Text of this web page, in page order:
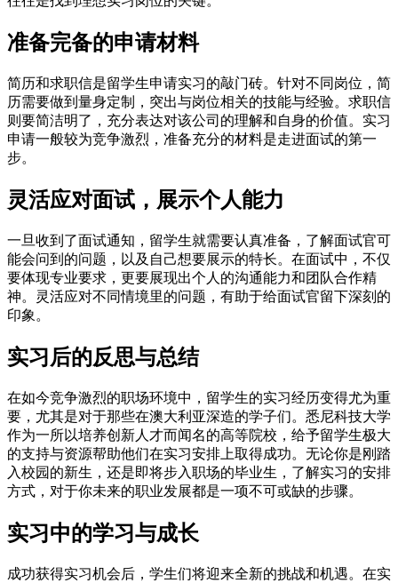
准备完备的申请材料
简历和求职信是留学生申请实习的敲门砖。针对不同岗位，简
历需要做到量身定制，突出与岗位相关的技能与经验。求职信
则要简洁明了，充分表达对该公司的理解和自身的价值。实习
申请一般较为竞争激烈，准备充分的材料是走进面试的第一
步。
灵活应对面试，展示个人能力
一旦收到了面试通知，留学生就需要认真准备，了解面试官可
能会问到的问题，以及自己想要展示的特长。在面试中，不仅
要体现专业要求，更要展现出个人的沟通能力和团队合作精
神。灵活应对不同情境里的问题，有助于给面试官留下深刻的
印象。
实习后的反思与总结
在如今竞争激烈的职场环境中，留学生的实习经历变得尤为重
要，尤其是对于那些在澳大利亚深造的学子们。悉尼科技大学
作为一所以培养创新人才而闻名的高等院校，给予留学生极大
的支持与资源帮助他们在实习安排上取得成功。无论你是刚踏
入校园的新生，还是即将步入职场的毕业生，了解实习的安排
方式，对于你未来的职业发展都是一项不可或缺的步骤。
实习中的学习与成长
成功获得实习机会后，学生们将迎来全新的挑战和机遇。在实